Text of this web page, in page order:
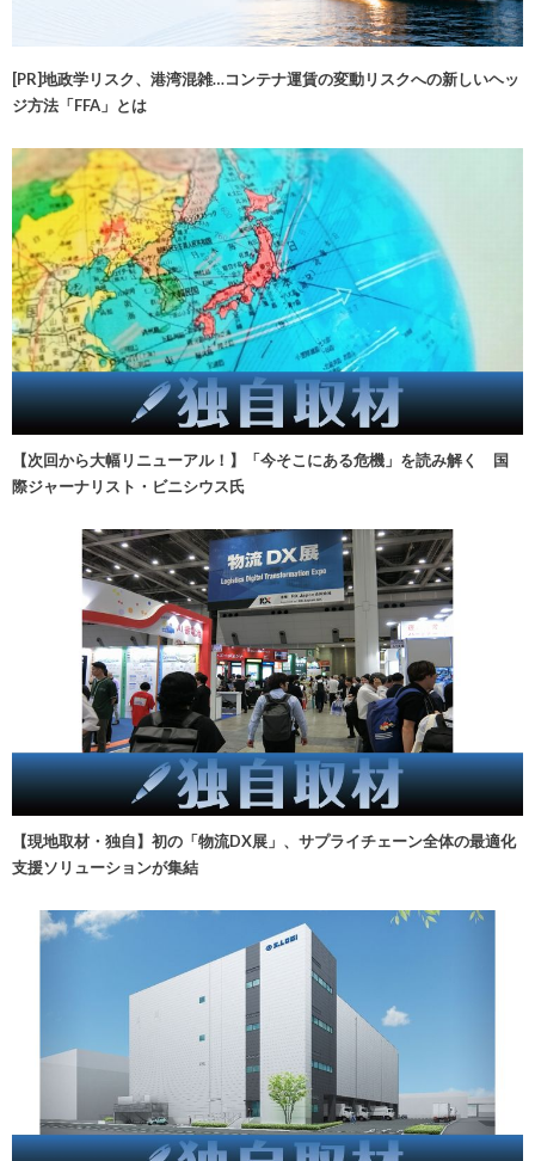
[PR]地政学リスク、港湾混雑…コンテナ運賃の変動リスクへの新しいヘッ
ジ方法「FFA」とは
【次回から大幅リニューアル！】「今そこにある危機」を読み解く 国
際ジャーナリスト・ビニシウス氏
【現地取材・独自】初の「物流DX展」、サプライチェーン全体の最適化
支援ソリューションが集結